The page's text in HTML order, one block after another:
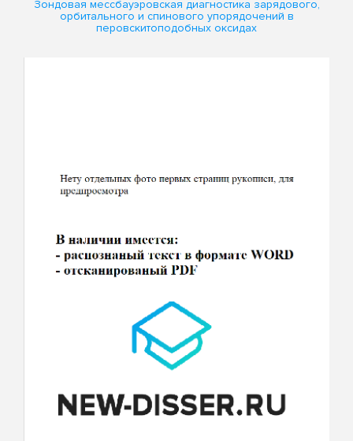
Зондовая мессбауэровская диагностика зарядового,
орбитального и спинового упорядочений в
перовскитоподобных оксидах